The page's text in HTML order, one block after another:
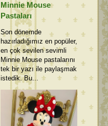
Minnie Mouse
Pastaları
Son dönemde
hazırladığımız en popüler,
en çok sevilen sevimli
Minnie Mouse pastalarını
tek bir yazı ile paylaşmak
istedik. Bu...